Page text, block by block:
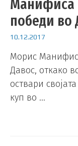
Манифиса
победи во
10.12.2017
Морис
Давос, откако
оствари
куп во …